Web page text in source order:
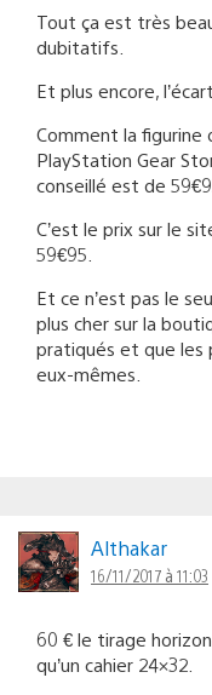
Tout ça est très
dubitatifs.
Et plus encore,
Comment la
PlayStation Gear
conseillé est de
C’est le prix sur le
59€95.
Et ce n’est pas le
plus cher sur la
pratiqués et que les
eux-mêmes.
Althakar
16/11/2017 à 11:03
60 € le tirage
qu’un cahier 24×32.